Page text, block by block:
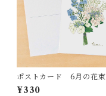
ポストカード 6月の花束
¥330